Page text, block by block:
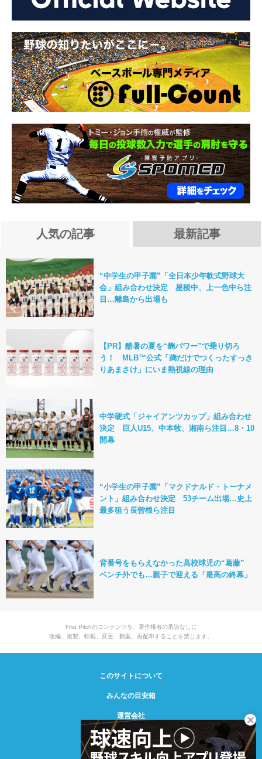
人気の記事 最新記事
“中学生の甲子園”「全日本少年軟式野球大
会」組み合わせ決定 星稜中、上一色中ら注
目…離島から出場も
【PR】酷暑の夏を“麹パワー”で乗り切ろ
う！ MLB™公式「麹だけでつくったすっき
りあまさけ」にいま熱視線の理由
中学硬式「ジャイアンツカップ」組み合わせ
決定 巨人U15、中本牧、湘南ら注目…8・10
開幕
“小学生の甲子園”「マクドナルド・トーナメ
ント」組み合わせ決定 53チーム出場…史上
最多狙う長曽根ら注目
背番号をもらえなかった高校球児の“葛藤”
ベンチ外でも…親子で迎える「最高の終幕」
First Pitchのコンテンツを、著作権者の承諾なしに
改編、複製、転載、変更、翻案、再配布することを禁じます。
このサイトについて
みんなの目安箱
運営会社